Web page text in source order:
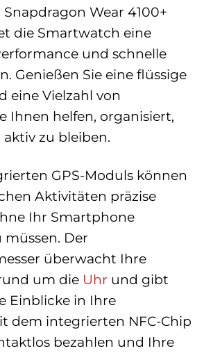
Wear 4100+
die Smartwatch eine
und schnelle
Genießen Sie eine flüssige
eine Vielzahl von
Ihnen helfen, organisiert,
zu bleiben.
GPS-Moduls können
Aktivitäten präzise
Ihr Smartphone
Der
überwacht Ihre
um die Uhr und gibt
Einblicke in Ihre
dem integrierten NFC-Chip
bezahlen und Ihre